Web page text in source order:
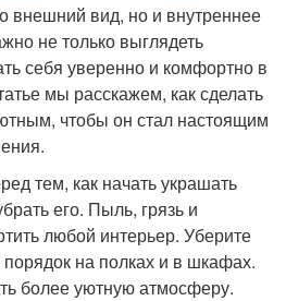
внешний вид, но и внутреннее
не только выглядеть
себя уверенно и комфортно в
мы расскажем, как сделать
чтобы он стал настоящим
тем, как начать украшать
его. Пыль, грязь и
любой интерьер. Уберите
на полках и в шкафах.
более уютную атмосферу.